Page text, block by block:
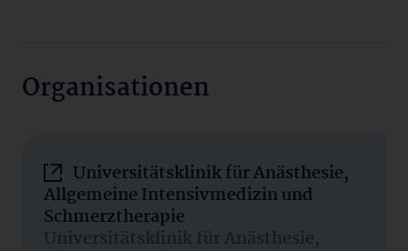
Organisationen
Universitätsklinik für Anästhesie,
Allgemeine Intensivmedizin und
Schmerztherapie
Universitätsklinik für Anästhesie,